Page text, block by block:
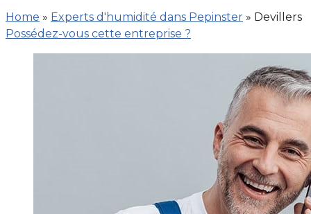
Home » Experts d'humidité dans Pepinster » Devillers
Possédez-vous cette entreprise ?